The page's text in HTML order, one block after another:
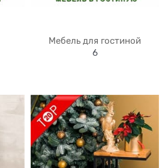
Мебель для гостиной
6